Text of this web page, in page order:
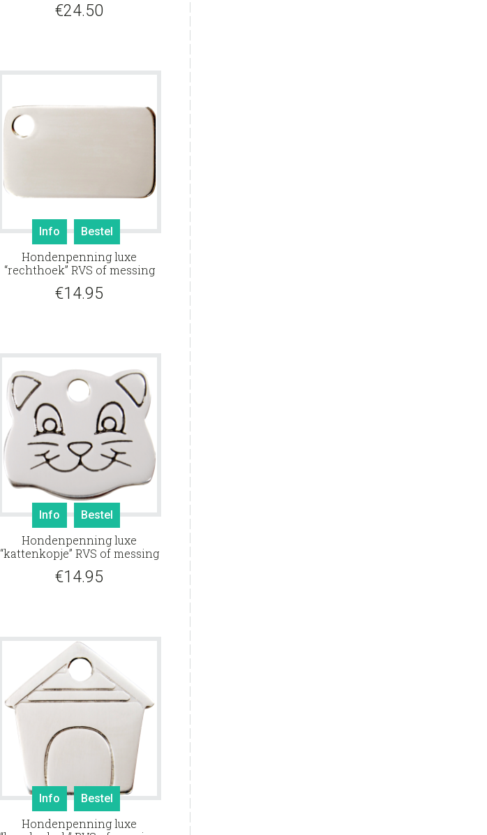
€24.50
Info Bestel
Hondenpenning luxe
“rechthoek” RVS of messing
€14.95
Info Bestel
Hondenpenning luxe
“kattenkopje” RVS of messing
€14.95
Info Bestel
Hondenpenning luxe